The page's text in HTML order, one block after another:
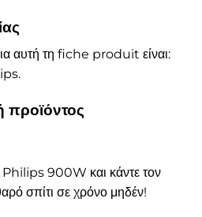
αυτή τη fiche produit είναι:
προϊόντος
900W και κάντε τον
σπίτι σε χρόνο μηδέν!